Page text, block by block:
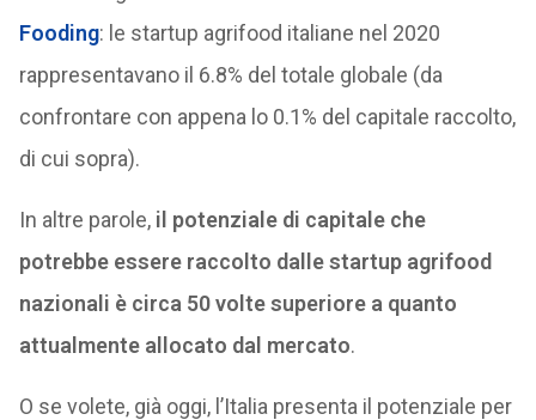
Fooding: le startup agrifood italiane nel 2020
rappresentavano il 6.8% del totale globale (da
confrontare con appena lo 0.1% del capitale raccolto,
di cui sopra).
In altre parole, il potenziale di capitale che
potrebbe essere raccolto dalle startup agrifood
nazionali è circa 50 volte superiore a quanto
attualmente allocato dal mercato.
O se volete, già oggi, l’Italia presenta il potenziale per